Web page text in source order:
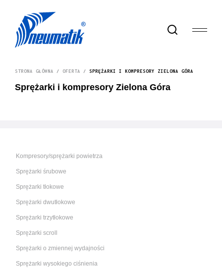
STRONA GŁÓWNA / OFERTA / SPRĘŻARKI I KOMPRESORY ZIELONA GÓRA
Sprężarki i kompresory Zielona Góra
Kompresory/sprężarki powietrza
Sprężarki śrubowe
Sprężarki tłokowe
Sprężarki dwutłokowe
Sprężarki trzytłokowe
Sprężarki scroll
Sprężarki o zmiennej wydajności
Sprężarki wysokiego ciśnienia